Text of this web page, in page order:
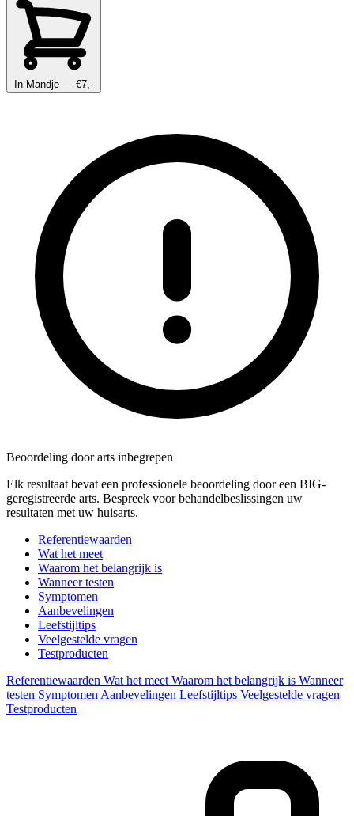
In Mandje — €7,-
Beoordeling door arts inbegrepen
Elk resultaat bevat een professionele beoordeling door een BIG-
geregistreerde arts. Bespreek voor behandelbeslissingen uw
resultaten met uw huisarts.
Referentiewaarden
Wat het meet
Waarom het belangrijk is
Wanneer testen
Symptomen
Aanbevelingen
Leefstijltips
Veelgestelde vragen
Testproducten
Referentiewaarden Wat het meet Waarom het belangrijk is Wanneer
testen Symptomen Aanbevelingen Leefstijltips Veelgestelde vragen
Testproducten